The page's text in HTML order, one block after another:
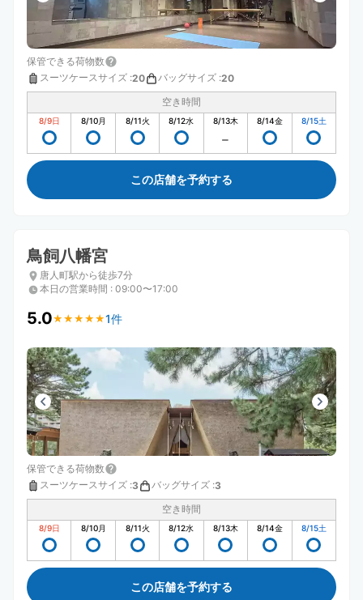
保管できる荷物数
スーツケースサイズ :20 バッグサイズ :20
空き時間
8/9日 8/10月 8/11火 8/12水 8/13木 8/14金 8/15土
この店舗を予約する
鳥飼八幡宮
唐人町駅から徒歩7分
本日の営業時間 : 09:00〜17:00
5.0★ ★ ★ ★ ★
★ ★ ★ ★ ★1件
保管できる荷物数
スーツケースサイズ :3 バッグサイズ :3
空き時間
8/9日 8/10月 8/11火 8/12水 8/13木 8/14金 8/15土
この店舗を予約する